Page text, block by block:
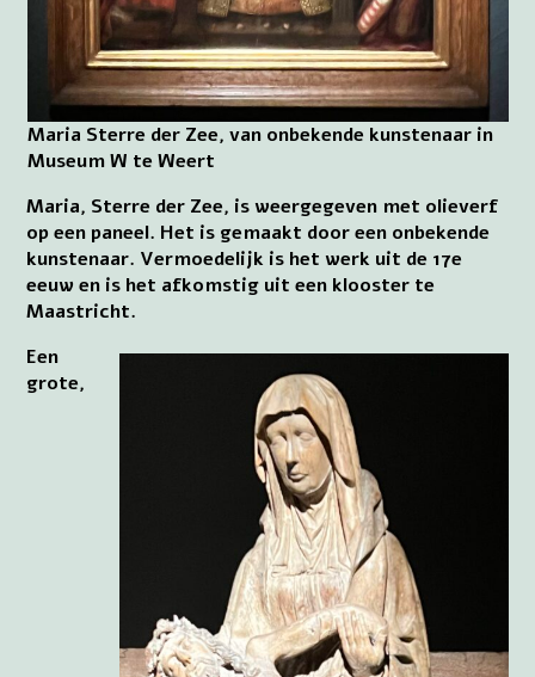
Maria Sterre der Zee, van onbekende kunstenaar in
Museum W te Weert
Maria, Sterre der Zee, is weergegeven met olieverf
op een paneel. Het is gemaakt door een onbekende
kunstenaar. Vermoedelijk is het werk uit de 17e
eeuw en is het afkomstig uit een klooster te
Maastricht.
Een
grote,